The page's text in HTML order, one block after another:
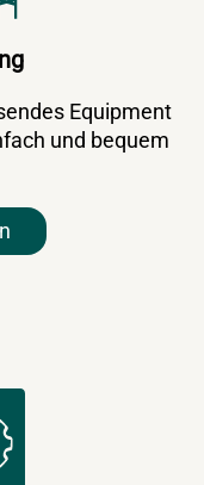
Equipment
und bequem